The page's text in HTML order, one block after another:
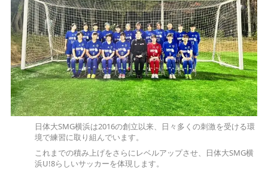
日体大SMG横浜は2016の創立以来、日々多くの刺激を受ける環
境で練習に取り組んでいます。
これまでの積み上げをさらにレベルアップさせ、日体大SMG横
浜U!8らしいサッカーを体現します。